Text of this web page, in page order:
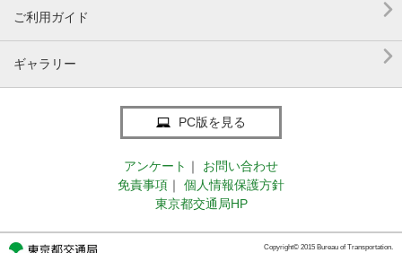
ご利用ガイド 
ギャラリー 
PC版を見る
アンケート ｜
お問い合わせ
免責事項 ｜
個人情報保護方針
東京都交通局HP
Copyright© 2015 Bureau of Transportation.